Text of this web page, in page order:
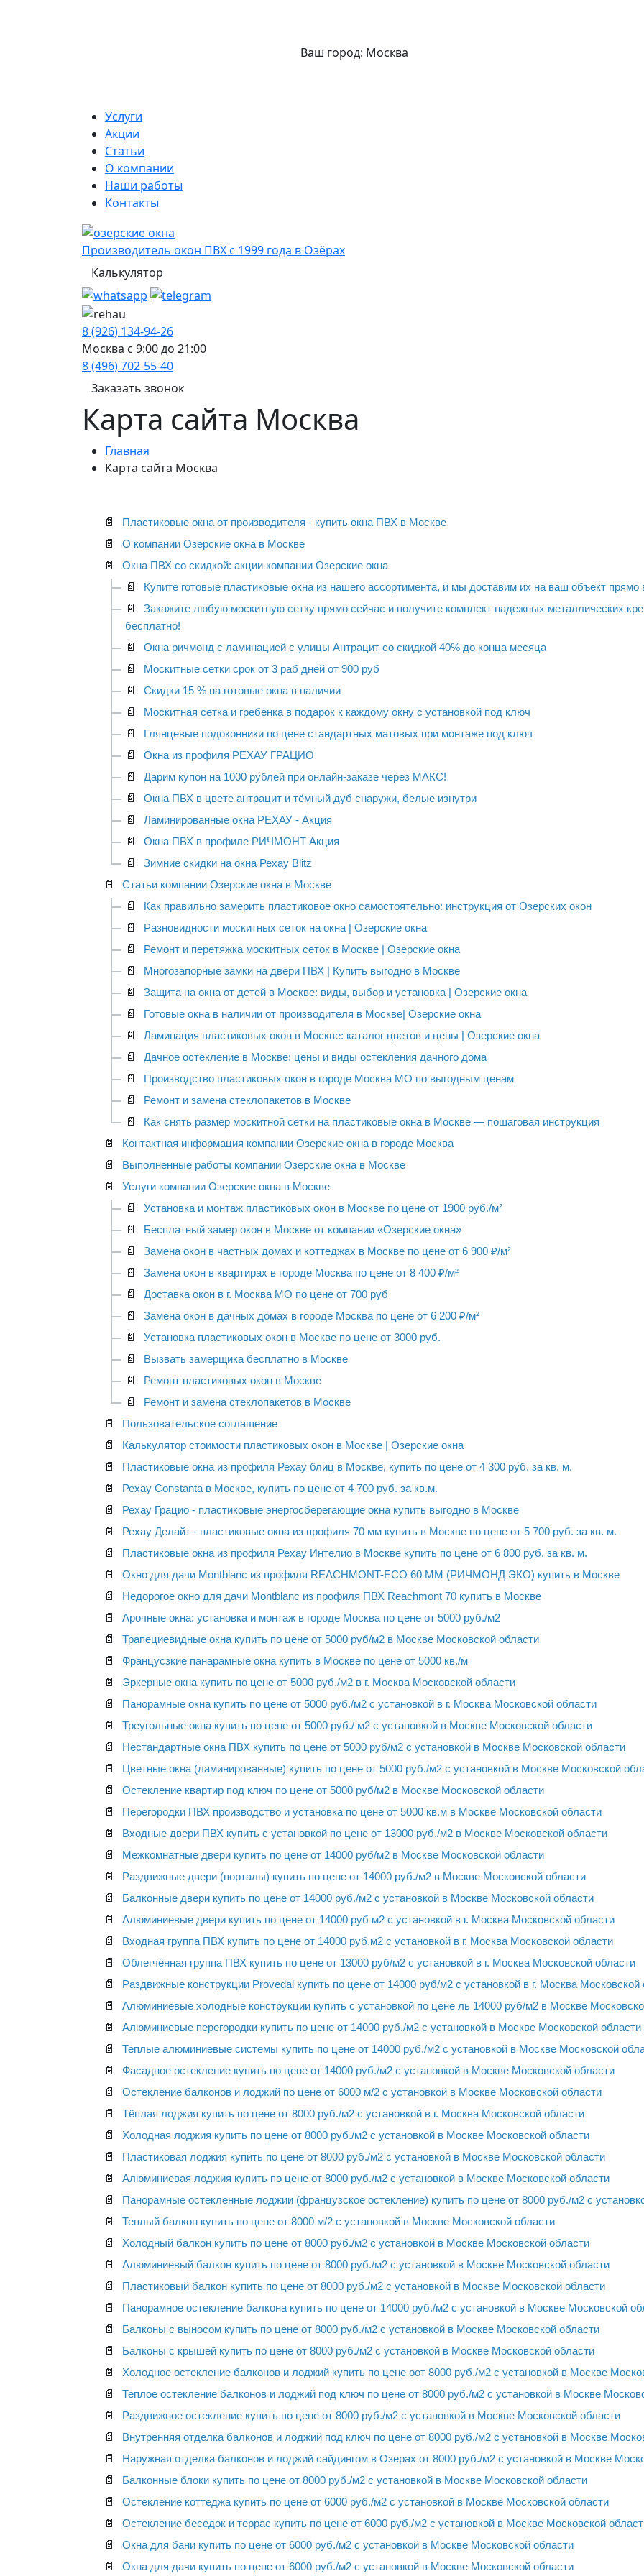
Ваш город: Москва
Услуги
Акции
Статьи
О компании
Наши работы
Контакты
Производитель окон ПВХ с 1999 года в Озёрах
Калькулятор
8 (926) 134-94-26
Москва с 9:00 до 21:00
8 (496) 702-55-40
Заказать звонок
Карта сайта Москва
Главная
Карта сайта Москва
📄
Пластиковые окна от производителя - купить окна ПВХ в Москве
📄
О компании Озерские окна в Москве
📄
Окна ПВХ со скидкой: акции компании Озерские окна
📄
Купите готовые пластиковые окна из нашего ассортимента, и мы доставим их на ваш объект прямо
📄
Закажите любую москитную сетку прямо сейчас и получите комплект надежных металлических
бесплатно!
📄
Окна ричмонд с ламинацией с улицы Антрацит со скидкой 40% до конца месяца
📄
Москитные сетки срок от 3 раб дней от 900 руб
📄
Скидки 15 % на готовые окна в наличии
📄
Москитная сетка и гребенка в подарок к каждому окну с установкой под ключ
📄
Глянцевые подоконники по цене стандартных матовых при монтаже под ключ
📄
Окна из профиля РЕХАУ ГРАЦИО
📄
Дарим купон на 1000 рублей при онлайн-заказе через МАКС!
📄
Окна ПВХ в цвете антрацит и тёмный дуб снаружи, белые изнутри
📄
Ламинированные окна РЕХАУ - Акция
📄
Окна ПВХ в профиле РИЧМОНТ Акция
📄
Зимние скидки на окна Рехау Blitz
📄
Статьи компании Озерские окна в Москве
📄
Как правильно замерить пластиковое окно самостоятельно: инструкция от Озерских окон
📄
Разновидности москитных сеток на окна | Озерские окна
📄
Ремонт и перетяжка москитных сеток в Москве | Озерские окна
📄
Многозапорные замки на двери ПВХ | Купить выгодно в Москве
📄
Защита на окна от детей в Москве: виды, выбор и установка | Озерские окна
📄
Готовые окна в наличии от производителя в Москве| Озерские окна
📄
Ламинация пластиковых окон в Москве: каталог цветов и цены | Озерские окна
📄
Дачное остекление в Москве: цены и виды остекления дачного дома
📄
Производство пластиковых окон в городе Москва МО по выгодным ценам
📄
Ремонт и замена стеклопакетов в Москве
📄
Как снять размер москитной сетки на пластиковые окна в Москве — пошаговая инструкция
📄
Контактная информация компании Озерские окна в городе Москва
📄
Выполненные работы компании Озерские окна в Москве
📄
Услуги компании Озерские окна в Москве
📄
Установка и монтаж пластиковых окон в Москве по цене от 1900 руб./м²
📄
Бесплатный замер окон в Москве от компании «Озерские окна»
📄
Замена окон в частных домах и коттеджах в Москве по цене от 6 900 ₽/м²
📄
Замена окон в квартирах в городе Москва по цене от 8 400 ₽/м²
📄
Доставка окон в г. Москва МО по цене от 700 руб
📄
Замена окон в дачных домах в городе Москва по цене от 6 200 ₽/м²
📄
Установка пластиковых окон в Москве по цене от 3000 руб.
📄
Вызвать замерщика бесплатно в Москве
📄
Ремонт пластиковых окон в Москве
📄
Ремонт и замена стеклопакетов в Москве
📄
Пользовательское соглашение
📄
Калькулятор стоимости пластиковых окон в Москве | Озерские окна
📄
Пластиковые окна из профиля Рехау блиц в Москве, купить по цене от 4 300 руб. за кв. м.
📄
Рехау Constanta в Москве, купить по цене от 4 700 руб. за кв.м.
📄
Рехау Грацио - пластиковые энергосберегающие окна купить выгодно в Москве
📄
Рехау Делайт - пластиковые окна из профиля 70 мм купить в Москве по цене от 5 700 руб. за кв. м.
📄
Пластиковые окна из профиля Рехау Интелио в Москве купить по цене от 6 800 руб. за кв. м.
📄
Окно для дачи Montblanc из профиля REACHMONT-ECO 60 ММ (РИЧМОНД ЭКО) купить в Москве
📄
Недорогое окно для дачи Montblanc из профиля ПВХ Reachmont 70 купить в Москве
📄
Арочные окна: установка и монтаж в городе Москва по цене от 5000 руб./м2
📄
Трапециевидные окна купить по цене от 5000 руб/м2 в Москве Московской области
📄
Францусзкие панарамные окна купить в Москве по цене от 5000 кв./м
📄
Эркерные окна купить по цене от 5000 руб./м2 в г. Москва Московской области
📄
Панорамные окна купить по цене от 5000 руб./м2 с установкой в г. Москва Московской области
📄
Треугольные окна купить по цене от 5000 руб./ м2 с установкой в Москве Московской области
📄
Нестандартные окна ПВХ купить по цене от 5000 руб/м2 с установкой в Москве Московской области
📄
Цветные окна (ламинированные) купить по цене от 5000 руб./м2 с установкой в Москве Московской
📄
Остекление квартир под ключ по цене от 5000 руб/м2 в Москве Московской области
📄
Перегородки ПВХ производство и установка по цене от 5000 кв.м в Москве Московской области
📄
Входные двери ПВХ купить с установкой по цене от 13000 руб./м2 в Москве Московской области
📄
Межкомнатные двери купить по цене от 14000 руб/м2 в Москве Московской области
📄
Раздвижные двери (порталы) купить по цене от 14000 руб./м2 в Москве Московской области
📄
Балконные двери купить по цене от 14000 руб./м2 с установкой в Москве Московской области
📄
Алюминиевые двери купить по цене от 14000 руб м2 с установкой в г. Москва Московской области
📄
Входная группа ПВХ купить по цене от 14000 руб.м2 с установкой в г. Москва Московской области
📄
Облегчённая группа ПВХ купить по цене от 13000 руб/м2 с установкой в г. Москва Московской области
📄
Раздвижные конструкции Provedal купить по цене от 14000 руб/м2 с установкой в г. Москва Московской
📄
Алюминиевые холодные конструкции купить с установкой по цене ль 14000 руб/м2 в Москве
📄
Алюминиевые перегородки купить по цене от 14000 руб./м2 с установкой в Москве Московской области
📄
Теплые алюминиевые системы купить по цене от 14000 руб./м2 с установкой в Москве Московской
📄
Фасадное остекление купить по цене от 14000 руб./м2 с установкой в Москве Московской области
📄
Остекление балконов и лоджий по цене от 6000 м/2 с установкой в Москве Московской области
📄
Тёплая лоджия купить по цене от 8000 руб./м2 с установкой в г. Москва Московской области
📄
Холодная лоджия купить по цене от 8000 руб./м2 с установкой в Москве Московской области
📄
Пластиковая лоджия купить по цене от 8000 руб./м2 с установкой в Москве Московской области
📄
Алюминиевая лоджия купить по цене от 8000 руб./м2 с установкой в Москве Московской области
📄
Панорамные остекленные лоджии (французское остекление) купить по цене от 8000 руб./м2 с
📄
Теплый балкон купить по цене от 8000 м/2 с установкой в Москве Московской области
📄
Холодный балкон купить по цене от 8000 руб./м2 с установкой в Москве Московской области
📄
Алюминиевый балкон купить по цене от 8000 руб./м2 с установкой в Москве Московской области
📄
Пластиковый балкон купить по цене от 8000 руб./м2 с установкой в Москве Московской области
📄
Панорамное остекление балкона купить по цене от 14000 руб./м2 с установкой в Москве Московской
📄
Балконы с выносом купить по цене от 8000 руб./м2 с установкой в Москве Московской области
📄
Балконы с крышей купить по цене от 8000 руб./м2 с установкой в Москве Московской области
📄
Холодное остекление балконов и лоджий купить по цене оот 8000 руб./м2 с установкой в Москве
📄
Теплое остекление балконов и лоджий под ключ по цене от 8000 руб./м2 с установкой в Москве
📄
Раздвижное остекление купить по цене от 8000 руб./м2 с установкой в Москве Московской области
📄
Внутренняя отделка балконов и лоджий под ключ по цене от 8000 руб./м2 с установкой в Москве
📄
Наружная отделка балконов и лоджий сайдингом в Озерах от 8000 руб./м2 с установкой в Москве
📄
Балконные блоки купить по цене от 8000 руб./м2 с установкой в Москве Московской области
📄
Остекление коттеджа купить по цене от 6000 руб./м2 с установкой в Москве Московской области
📄
Остекление беседок и террас купить по цене от 6000 руб./м2 с установкой в Москве Московской
📄
Окна для бани купить по цене от 6000 руб./м2 с установкой в Москве Московской области
📄
Окна для дачи купить по цене от 6000 руб./м2 с установкой в Москве Московской области